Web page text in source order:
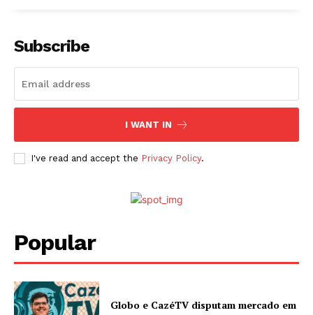
Subscribe
I WANT IN
I've read and accept the Privacy Policy.
Popular
Globo e CazéTV disputam mercado em